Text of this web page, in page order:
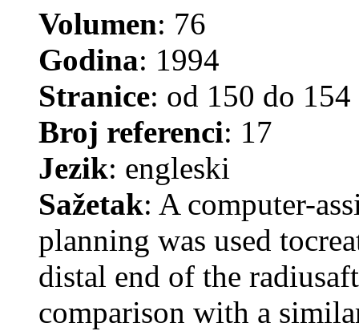
Volumen: 76
Godina: 1994
Stranice: od 150 do 154
Broj referenci: 17
Jezik: engleski
Sažetak: A computer-
planning was used
distal end of the
comparison with a